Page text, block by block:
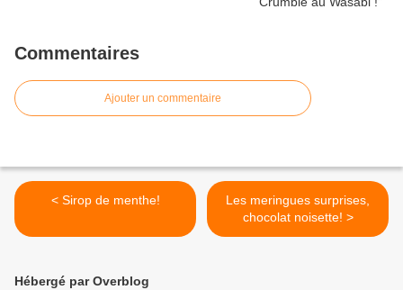
Commentaires
Ajouter un commentaire
< Sirop de menthe!
Les meringues surprises,
chocolat noisette! >
Hébergé par Overblog